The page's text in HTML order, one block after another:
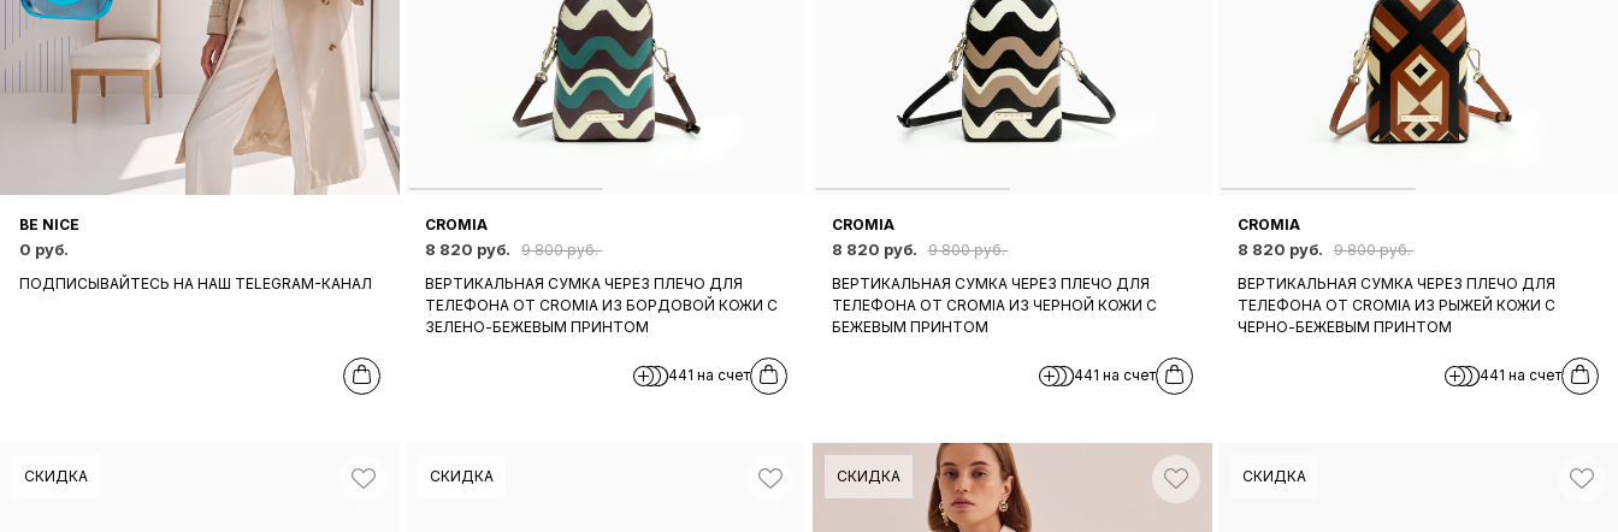
BE NICE
0 руб.
ПОДПИСЫВАЙТЕСЬ НА НАШ TELEGRAM-КАНАЛ
CROMIA
8 820 руб.
9 800 руб.
ВЕРТИКАЛЬНАЯ СУМКА ЧЕРЕЗ ПЛЕЧО ДЛЯ
ТЕЛЕФОНА ОТ CROMIA ИЗ БОРДОВОЙ КОЖИ C
ЗЕЛЕНО-БЕЖЕВЫМ ПРИНТОМ
441 на счет
CROMIA
8 820 руб.
9 800 руб.
ВЕРТИКАЛЬНАЯ СУМКА ЧЕРЕЗ ПЛЕЧО ДЛЯ
ТЕЛЕФОНА ОТ CROMIA ИЗ ЧЕРНОЙ КОЖИ C
БЕЖЕВЫМ ПРИНТОМ
441 на счет
CROMIA
8 820 руб.
9 800 руб.
ВЕРТИКАЛЬНАЯ СУМКА ЧЕРЕЗ ПЛЕЧО ДЛЯ
ТЕЛЕФОНА ОТ CROMIA ИЗ РЫЖЕЙ КОЖИ C
ЧЕРНО-БЕЖЕВЫМ ПРИНТОМ
441 на счет
СКИДКА СКИДКА СКИДКА СКИДКА